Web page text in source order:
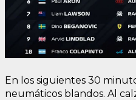
En los siguientes 30
neumáticos blandos. Al